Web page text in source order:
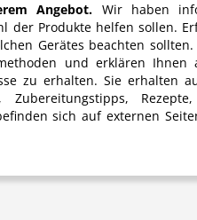
Angebot. Wir haben
der Produkte helfen sollen.
Gerätes beachten
und erklären Ihnen
zu erhalten. Sie erhalten
sich auf externen